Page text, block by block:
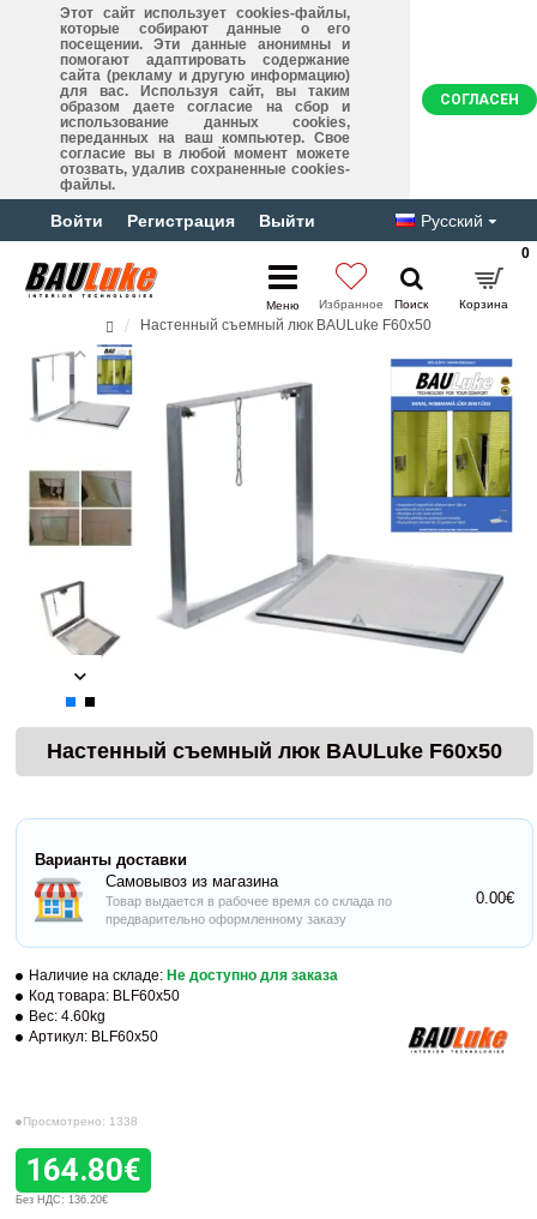
Этот сайт использует cookies-файлы,
которые собирают данные о его
посещении. Эти данные анонимны и
помогают адаптировать содержание
сайта (рекламу и другую информацию)
для вас. Используя сайт, вы таким
образом даете согласие на сбор и
использование данных cookies,
переданных на ваш компьютер. Свое
согласие вы в любой момент можете
отозвать, удалив сохраненные cookies-
файлы.
СОГЛАСЕН
Войти Регистрация Выйти Русский
0
Настенный съемный люк BAULuke F60x50
Настенный съемный люк BAULuke F60x50
Наличие на складе: Не доступно для заказа
Код товара: BLF60x50
Вес: 4.60kg
Артикул: BLF60x50
Просмотрено: 1338
164.80€
Без НДС: 136.20€
Варианты доставки
Самовывоз из магазина
Товар выдается в рабочее время со склада по
предварительно оформленному заказу
0.00€